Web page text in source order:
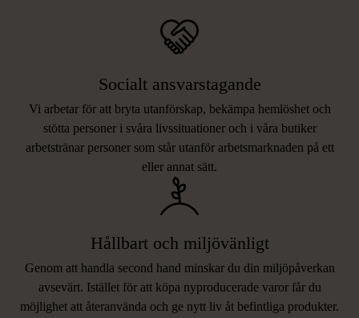
Socialt ansvarstagande
Vi arbetar för att bryta utanförskap, bekämpa hemlöshet och
stötta personer i svåra livssituationer och i våra butiker
arbetstränar personer som står utanför arbetsmarknaden på ett
eller annat sätt.
Hållbart och miljövänligt
Genom att handla second hand minskar du din miljöpåverkan
avsevärt. Istället för att köpa nyproducerade varor får du
möjlighet att återanvända och ge nytt liv åt befintliga produkter.